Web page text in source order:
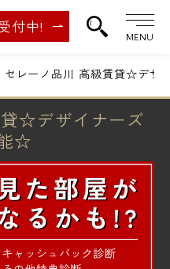
付中!
MENU
セレーノ品川 高級賃貸☆デザ
☆デザイナーズ
☆